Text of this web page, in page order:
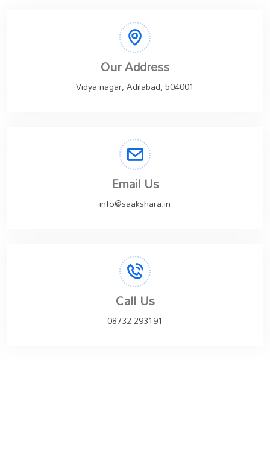
Our Address
Vidya nagar, Adilabad, 504001
Email Us
info@saakshara.in
Call Us
08732 293191